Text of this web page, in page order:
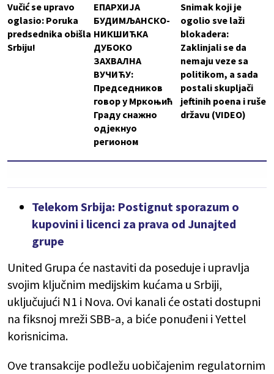
Vučić se upravo
oglasio: Poruka
predsednika obišla
Srbiju!
ЕПАРХИЈА
БУДИМЉАНСКО-
НИКШИЋКА
ДУБОКО
ЗАХВАЛНА
ВУЧИЋУ:
Председников
говор у Мркоњић
Граду снажно
одјекнуо
регионом
Snimak koji je
ogolio sve laži
blokadera:
Zaklinjali se da
nemaju veze sa
politikom, a sada
postali skupljači
jeftinih poena i ruše
državu (VIDEO)
Telekom Srbija: Postignut sporazum o
kupovini i licenci za prava od Junajted
grupe
United Grupa će nastaviti da poseduje i upravlja
svojim ključnim medijskim kućama u Srbiji,
uključujući N1 i Nova. Ovi kanali će ostati dostupni
na fiksnoj mreži SBB-a, a biće ponuđeni i Yettel
korisnicima.
Ove transakcije podležu uobičajenim regulatornim